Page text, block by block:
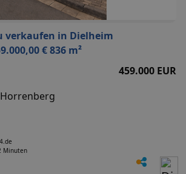
verkaufen in Dielheim
€ 836 m²
459.000 EUR
Minuten